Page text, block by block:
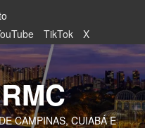
TikTok X
CAMPINAS, CUIABÁ E